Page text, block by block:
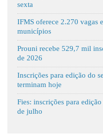
sexta
IFMS oferece 2.270 vagas
municípios
Prouni recebe 529,7 mil
de 2026
Inscrições para edição do
terminam hoje
Fies: inscrições para
de julho